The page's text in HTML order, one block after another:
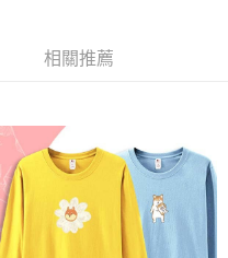
司帳單繳交帳款。
約關係目的，商店將以您的個人
大哥大進項蒐集、處理及利用，
確認、核對及更正。
https://oppay.tw/userRule
訊。
訊中的連結，可透過四大超商／
仍視為有效，需透過AFTEE先享
結帳頁面顯示為準，若有關於
疑問，請聯繫「AFTEE先享後付
support/home
費
相關推薦